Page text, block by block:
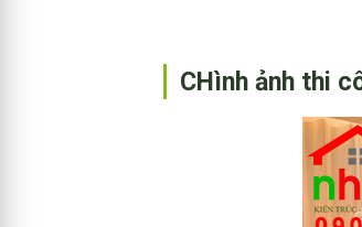
CHình ảnh thi